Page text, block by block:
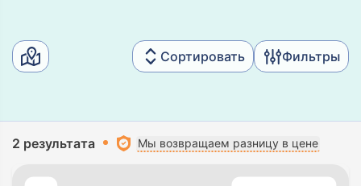
Сортировать Фильтры
2 результата Мы возвращаем разницу в цене